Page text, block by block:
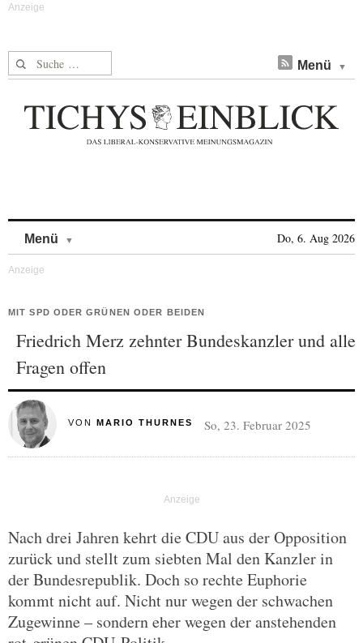
Suche nach: Menü
Menü Do, 6. Aug 2026
MIT SPD ODER GRÜNEN ODER BEIDEN
Friedrich Merz zehnter Bundeskanzler und alle
Fragen offen
VON MARIO THURNES So, 23. Februar 2025
Nach drei Jahren kehrt die CDU aus der Opposition
zurück und stellt zum siebten Mal den Kanzler in
der Bundesrepublik. Doch so rechte Euphorie
kommt nicht auf. Nicht nur wegen der schwachen
Zugewinne – sondern eher wegen der anstehenden